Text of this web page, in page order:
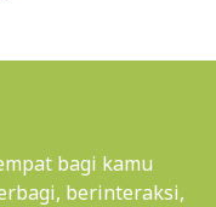
bagi kamu
berinteraksi,